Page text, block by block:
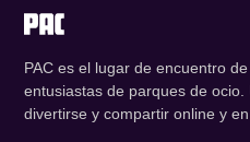
PAC es el lugar de encuentro
entusiastas de parques de
divertirse y compartir online y en